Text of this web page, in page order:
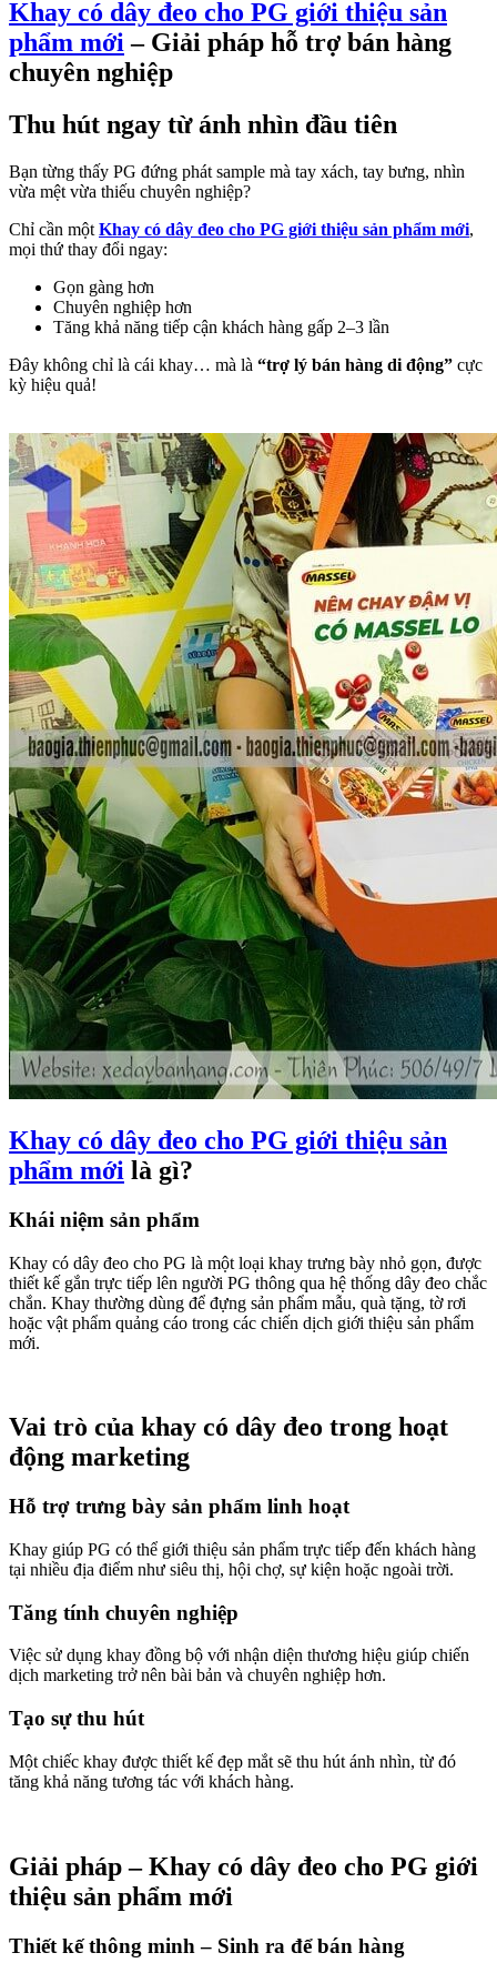
Khay có dây đeo cho PG giới thiệu sản
phẩm mới – Giải pháp hỗ trợ bán hàng
chuyên nghiệp
Thu hút ngay từ ánh nhìn đầu tiên
Bạn từng thấy PG đứng phát sample mà tay xách, tay bưng, nhìn
vừa mệt vừa thiếu chuyên nghiệp?
Chỉ cần một Khay có dây đeo cho PG giới thiệu sản phẩm mới,
mọi thứ thay đổi ngay:
Gọn gàng hơn
Chuyên nghiệp hơn
Tăng khả năng tiếp cận khách hàng gấp 2–3 lần
Đây không chỉ là cái khay… mà là “trợ lý bán hàng di động” cực
kỳ hiệu quả!
Khay có dây đeo cho PG giới thiệu sản
phẩm mới là gì?
Khái niệm sản phẩm
Khay có dây đeo cho PG là một loại khay trưng bày nhỏ gọn, được
thiết kế gắn trực tiếp lên người PG thông qua hệ thống dây đeo chắc
chắn. Khay thường dùng để đựng sản phẩm mẫu, quà tặng, tờ rơi
hoặc vật phẩm quảng cáo trong các chiến dịch giới thiệu sản phẩm
mới.
Vai trò của khay có dây đeo trong hoạt
động marketing
Hỗ trợ trưng bày sản phẩm linh hoạt
Khay giúp PG có thể giới thiệu sản phẩm trực tiếp đến khách hàng
tại nhiều địa điểm như siêu thị, hội chợ, sự kiện hoặc ngoài trời.
Tăng tính chuyên nghiệp
Việc sử dụng khay đồng bộ với nhận diện thương hiệu giúp chiến
dịch marketing trở nên bài bản và chuyên nghiệp hơn.
Tạo sự thu hút
Một chiếc khay được thiết kế đẹp mắt sẽ thu hút ánh nhìn, từ đó
tăng khả năng tương tác với khách hàng.
Giải pháp – Khay có dây đeo cho PG giới
thiệu sản phẩm mới
Thiết kế thông minh – Sinh ra để bán hàng